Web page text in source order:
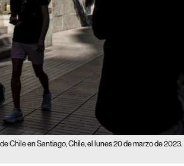
Chile en Santiago, Chile, el lunes 20 de marzo de 2023.